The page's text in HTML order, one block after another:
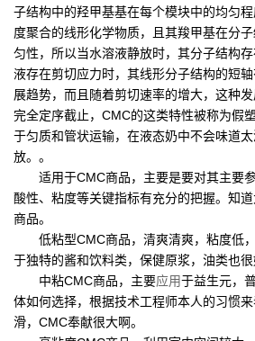
子结构中的羟甲基基在每个模块中的均匀
度聚合的线形化学物质，且其羧甲基在分
匀性，所以当水溶液静放时，其分子结构
液存在剪切应力时，其线形分子结构的短
展趋势，而且随着剪切速率的增大，这种
完全定序截止，CMC的这类特性被称为假
于匀质和管状运输，在液态奶中不会味道
放。。
适用于CMC商品，主要是要对其主要
酸性、粘度等关键指标有充分的把握。知
商品。
低粘型CMC商品，清爽清爽，粘度低，
于独特的酱和饮料类，保健原浆，油类也很
中粘CMC商品，主要应用于益生元，
体如何选择，根据技术工程师本人的习惯
滑，CMC奉献很大啊。